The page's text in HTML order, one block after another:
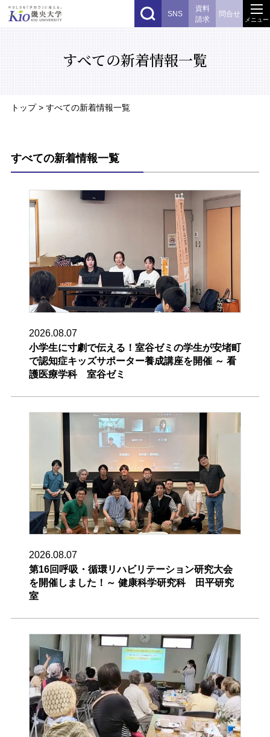
メニュー
SNS
資料
請求
問合せ
すべての新着情報一覧
トップ> すべての新着情報一覧
すべての新着情報一覧
2026.08.07
小学生に寸劇で伝える！室谷ゼミの学生が安堵町
で認知症キッズサポーター養成講座を開催 ～ 看
護医療学科 室谷ゼミ
2026.08.07
第16回呼吸・循環リハビリテーション研究大会
を開催しました！～ 健康科学研究科 田平研究
室